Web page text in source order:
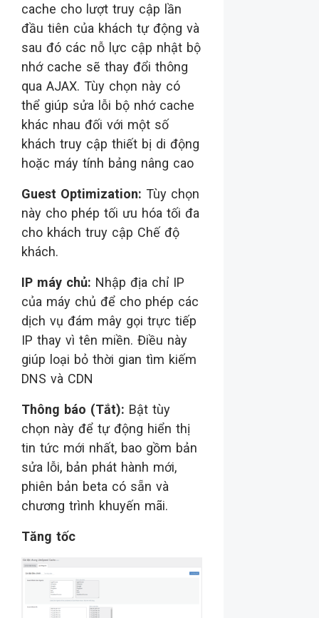
cache cho lượt truy cập lần
đầu tiên của khách tự động và
sau đó các nỗ lực cập nhật bộ
nhớ cache sẽ thay đổi thông
qua AJAX. Tùy chọn này có
thể giúp sửa lỗi bộ nhớ cache
khác nhau đối với một số
khách truy cập thiết bị di động
hoặc máy tính bảng nâng cao
Guest Optimization: Tùy chọn
này cho phép tối ưu hóa tối đa
cho khách truy cập Chế độ
khách.
IP máy chủ: Nhập địa chỉ IP
của máy chủ để cho phép các
dịch vụ đám mây gọi trực tiếp
IP thay vì tên miền. Điều này
giúp loại bỏ thời gian tìm kiếm
DNS và CDN
Thông báo (Tắt): Bật tùy
chọn này để tự động hiển thị
tin tức mới nhất, bao gồm bản
sửa lỗi, bản phát hành mới,
phiên bản beta có sẵn và
chương trình khuyến mãi.
Tăng tốc